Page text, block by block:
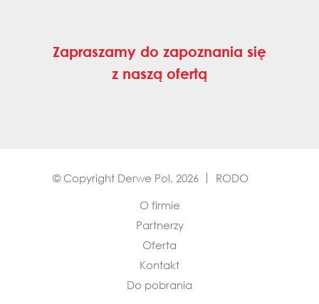
Zapraszamy do zapoznania się
z naszą ofertą
© Copyright Derwe Pol, 2026 RODO
O firmie
Partnerzy
Oferta
Kontakt
Do pobrania